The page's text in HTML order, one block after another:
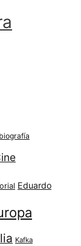
Eduardo
Kafka